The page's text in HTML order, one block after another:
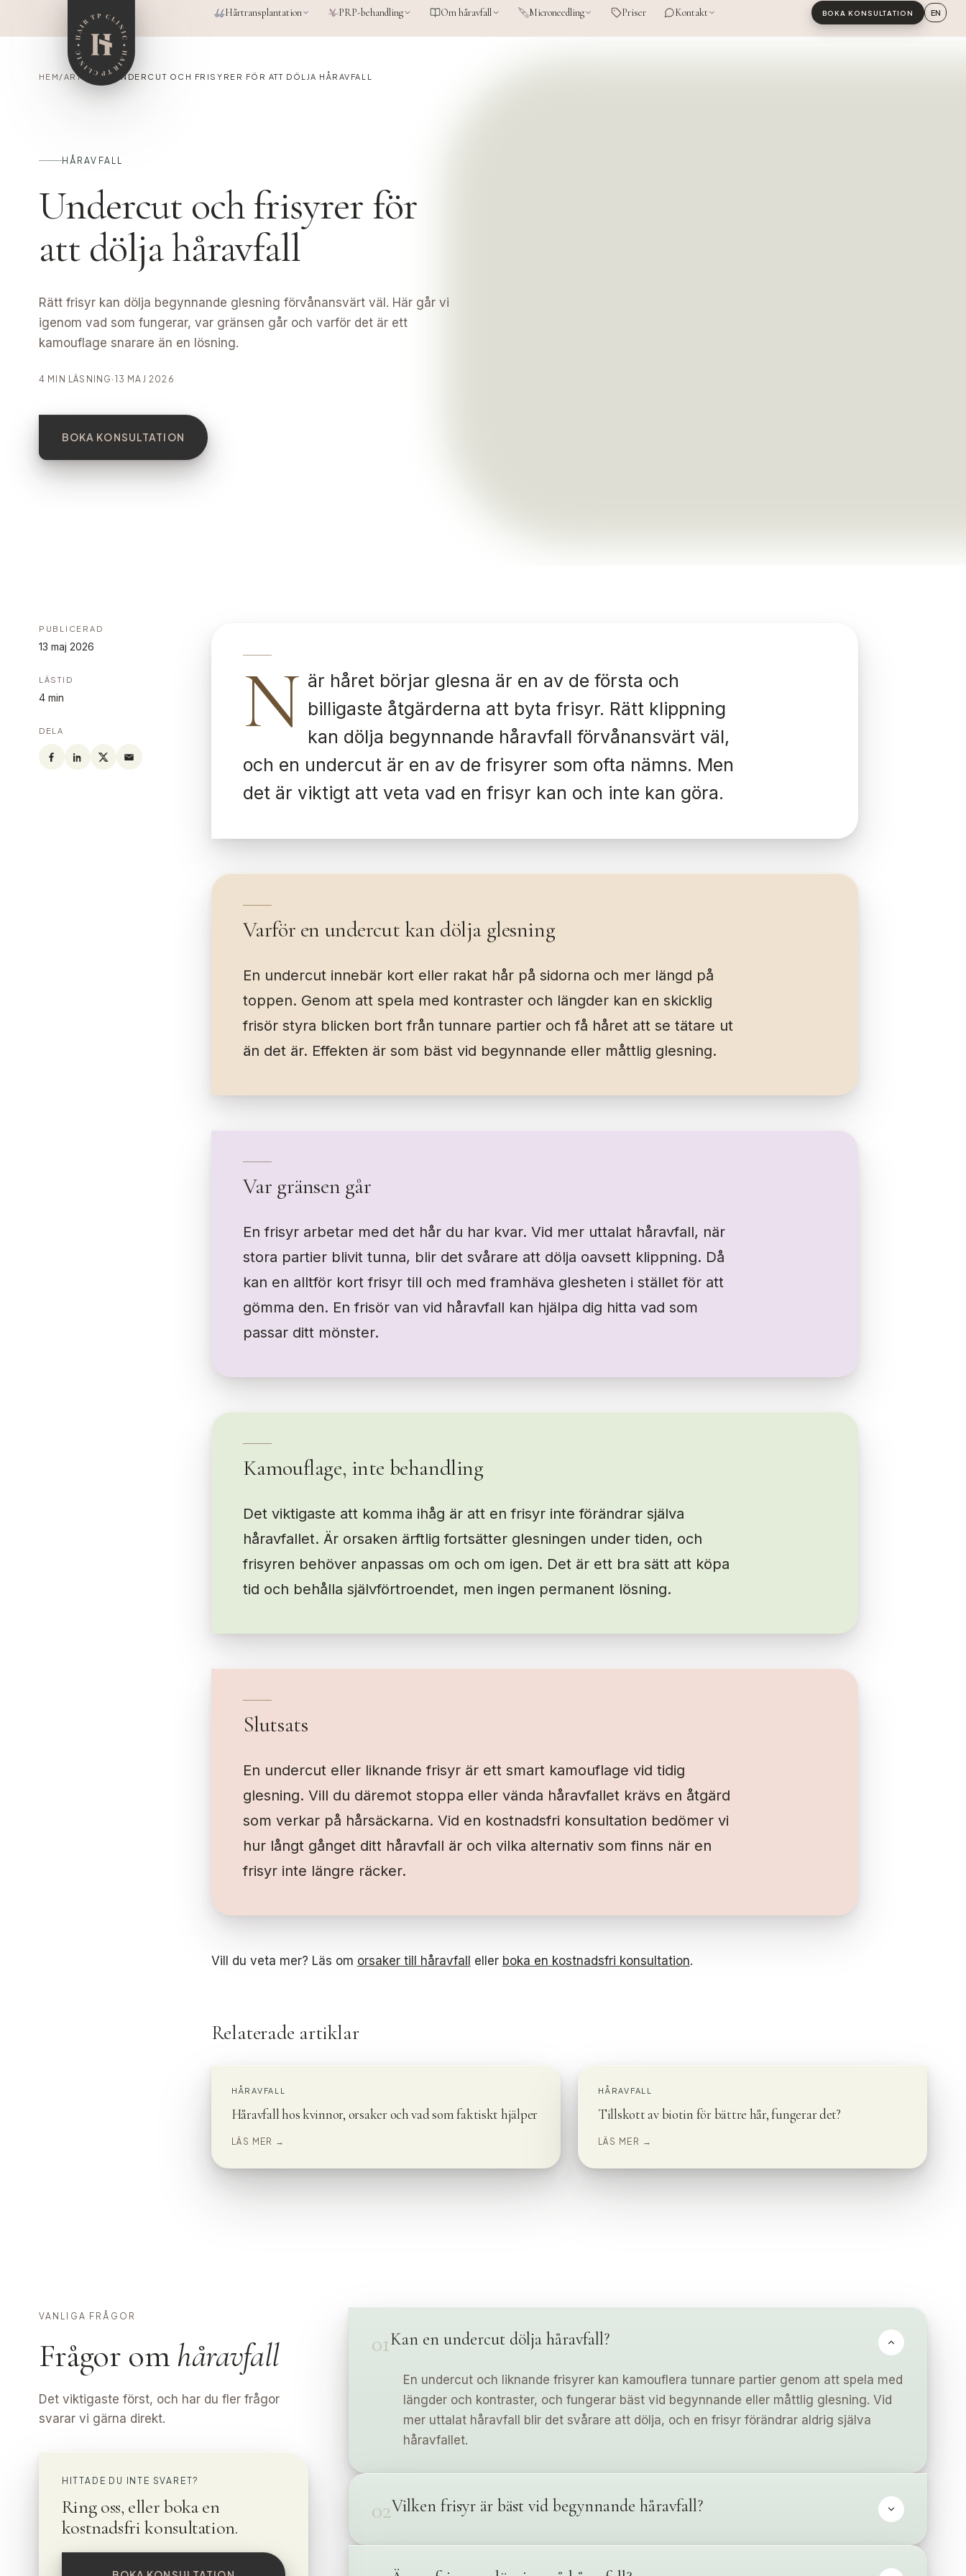
Hårtransplantation PRP-behandling Om håravfall Microneedling Priser Kontakt BOKA KONSULTATION EN
HEM /ARTIKLAR/ UNDERCUT OCH FRISYRER FÖR ATT DÖLJA HÅRAVFALL
HÅRAVFALL
Undercut och frisyrer för
att dölja håravfall
Rätt frisyr kan dölja begynnande glesning förvånansvärt väl. Här går vi
igenom vad som fungerar, var gränsen går och varför det är ett
kamouflage snarare än en lösning.
4 MIN LÄSNING · 13 MAJ 2026
BOKA KONSULTATION
PUBLICERAD
13 maj 2026
LÄSTID
4 min
DELA N är håret börjar glesna är en av de första och
billigaste åtgärderna att byta frisyr. Rätt klippning
kan dölja begynnande håravfall förvånansvärt väl,
och en undercut är en av de frisyrer som ofta nämns. Men
det är viktigt att veta vad en frisyr kan och inte kan göra.
Varför en undercut kan dölja glesning
En undercut innebär kort eller rakat hår på sidorna och mer längd på
toppen. Genom att spela med kontraster och längder kan en skicklig
frisör styra blicken bort från tunnare partier och få håret att se tätare ut
än det är. Effekten är som bäst vid begynnande eller måttlig glesning.
Var gränsen går
En frisyr arbetar med det hår du har kvar. Vid mer uttalat håravfall, när
stora partier blivit tunna, blir det svårare att dölja oavsett klippning. Då
kan en alltför kort frisyr till och med framhäva glesheten i stället för att
gömma den. En frisör van vid håravfall kan hjälpa dig hitta vad som
passar ditt mönster.
Kamouflage, inte behandling
Det viktigaste att komma ihåg är att en frisyr inte förändrar själva
håravfallet. Är orsaken ärftlig fortsätter glesningen under tiden, och
frisyren behöver anpassas om och om igen. Det är ett bra sätt att köpa
tid och behålla självförtroendet, men ingen permanent lösning.
Slutsats
En undercut eller liknande frisyr är ett smart kamouflage vid tidig
glesning. Vill du däremot stoppa eller vända håravfallet krävs en åtgärd
som verkar på hårsäckarna. Vid en kostnadsfri konsultation bedömer vi
hur långt gånget ditt håravfall är och vilka alternativ som finns när en
frisyr inte längre räcker.
Vill du veta mer? Läs om orsaker till håravfall eller boka en kostnadsfri konsultation.
Relaterade artiklar
HÅRAVFALL
Håravfall hos kvinnor, orsaker och vad som faktiskt hjälper
LÄS MER →
HÅRAVFALL
Tillskott av biotin för bättre hår, fungerar det?
LÄS MER →
VANLIGA FRÅGOR
Frågor omhåravfall
Det viktigaste först, och har du fler frågor
svarar vi gärna direkt.
HITTADE DU INTE SVARET?
Ring oss, eller boka en
kostnadsfri konsultation.
01Kan en undercut dölja håravfall?
En undercut och liknande frisyrer kan kamouflera tunnare partier genom att spela med
längder och kontraster, och fungerar bäst vid begynnande eller måttlig glesning. Vid
mer uttalat håravfall blir det svårare att dölja, och en frisyr förändrar aldrig själva
håravfallet.
02Vilken frisyr är bäst vid begynnande håravfall?